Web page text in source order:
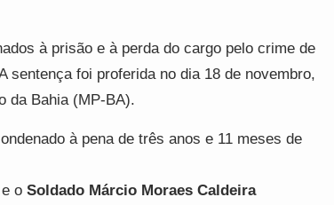
à prisão e à perda do cargo pelo crime de
sentença foi proferida no dia 18 de novembro,
da Bahia (MP-BA).
à pena de três anos e 11 meses de
o Soldado Márcio Moraes Caldeira